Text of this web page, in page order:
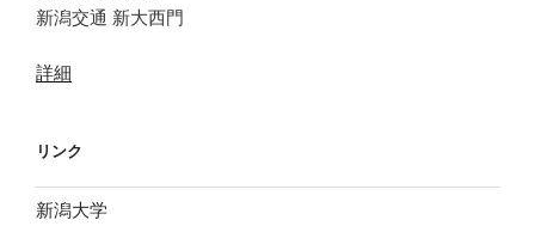
新潟交通 新大西門
詳細
リンク
新潟大学